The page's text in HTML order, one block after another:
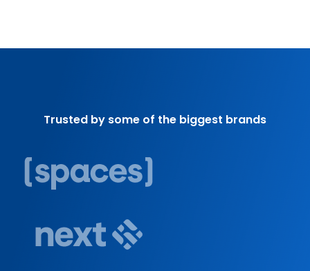
Trusted by some of the biggest brands